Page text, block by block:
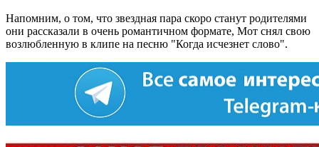
Напомним, о том, что звездная пара скоро станут родителями
они рассказали в очень романтичном формате, Мот снял свою
возлюбленную в клипе на песню "Когда исчезнет слово".